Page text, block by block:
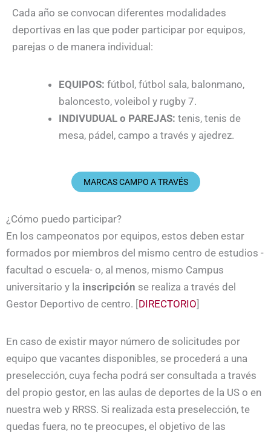
Cada año se convocan diferentes modalidades
deportivas en las que poder participar por equipos,
parejas o de manera individual:
EQUIPOS: fútbol, fútbol sala, balonmano,
baloncesto, voleibol y rugby 7.
INDIVUDUAL o PAREJAS: tenis, tenis de
mesa, pádel, campo a través y ajedrez.
MARCAS CAMPO A TRAVÉS
¿Cómo puedo participar?
En los campeonatos por equipos, estos deben estar
formados por miembros del mismo centro de estudios -
facultad o escuela- o, al menos, mismo Campus
universitario y la inscripción se realiza a través del
Gestor Deportivo de centro. [DIRECTORIO]
En caso de existir mayor número de solicitudes por
equipo que vacantes disponibles, se procederá a una
preselección, cuya fecha podrá ser consultada a través
del propio gestor, en las aulas de deportes de la US o en
nuestra web y RRSS. Si realizada esta preselección, te
quedas fuera, no te preocupes, el objetivo de las